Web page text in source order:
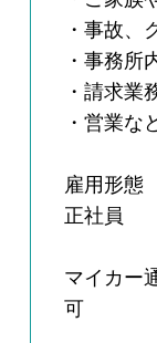
・事故、
・事務所
・請求業
・営業な
雇用形態
正社員
マイカー
可